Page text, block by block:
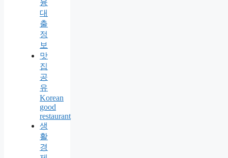
융
대
출
정
보
맛
집
공
유
Korean
good
restaurant
생
활
경